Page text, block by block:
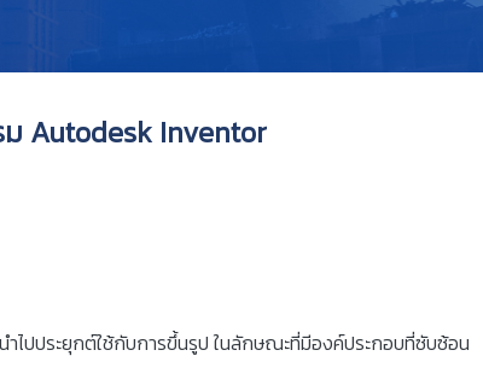
Autodesk Inventor
ไปประยุกต์ใช้กับการขึ้นรูป ในลักษณะที่มีองค์ประกอบที่ซับซ้อน